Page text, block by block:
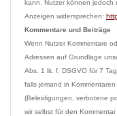
kann. Nutzer können jedoch
Anzeigen widersprechen:
Kommentare und Beiträge
Wenn Nutzer Kommentare
Adressen auf Grundlage
Abs. 1 lit. f. DSGVO für 7
falls jemand in
(Beleidigungen, verbotene
wir selbst für den